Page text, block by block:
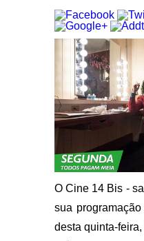
O Cine 14 Bis -
sua
desta quinta-